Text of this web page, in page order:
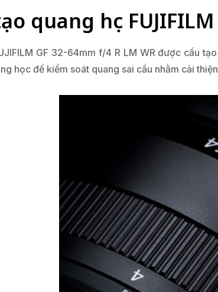
quang học
GF 32-64mm f/4 R LM WR được cấu
học để kiểm soát quang sai cầu nhằm cải